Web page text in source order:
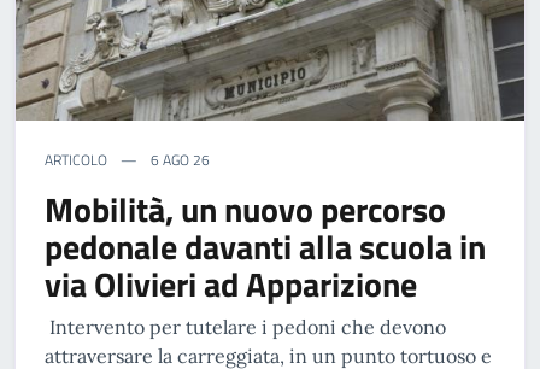
ARTICOLO 6 AGO 26
Mobilità, un nuovo percorso
pedonale davanti alla scuola in
via Olivieri ad Apparizione
Intervento per tutelare i pedoni che devono
attraversare la carreggiata, in un punto tortuoso e